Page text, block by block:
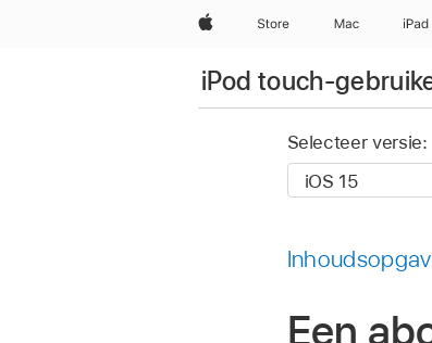
AppleStore Mac iPad
iPod touch-
Selecteer versie:
Een